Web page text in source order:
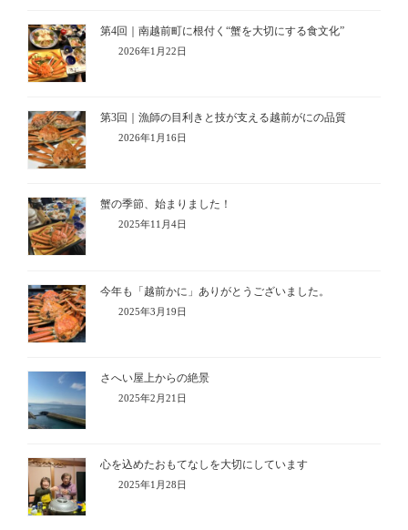
第4回｜南越前町に根付く“蟹を大切にする食文化”
2026年1月22日
第3回｜漁師の目利きと技が支える越前がにの品質
2026年1月16日
蟹の季節、始まりました！
2025年11月4日
今年も「越前かに」ありがとうございました。
2025年3月19日
さへい屋上からの絶景
2025年2月21日
心を込めたおもてなしを大切にしています
2025年1月28日